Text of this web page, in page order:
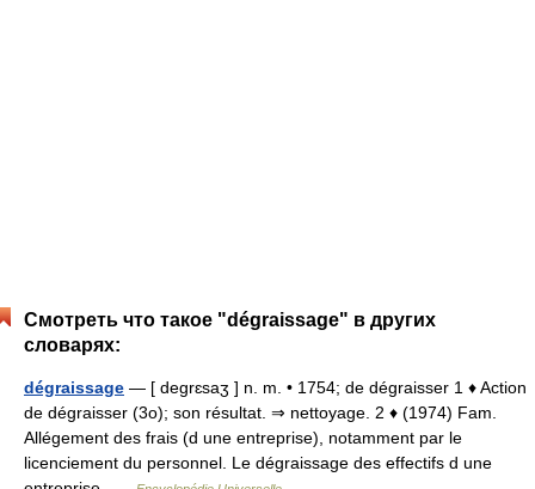
Смотреть что такое "dégraissage" в других
словарях:
dégraissage — [ degrɛsaʒ ] n. m. • 1754; de dégraisser 1 ♦ Action
de dégraisser (3o); son résultat. ⇒ nettoyage. 2 ♦ (1974) Fam.
Allégement des frais (d une entreprise), notamment par le
licenciement du personnel. Le dégraissage des effectifs d une